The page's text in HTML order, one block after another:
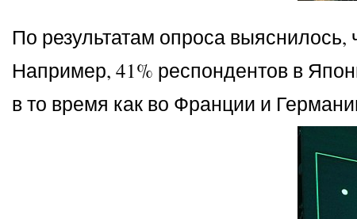
По результатам опроса
Например, 41% респондентов в
в то время как во Франции и